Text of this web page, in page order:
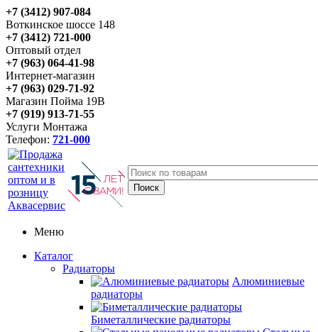
+7 (3412) 907-084
Воткинское шоссе 148
+7 (3412) 721-000
Оптовый отдел
+7 (963) 064-41-98
Интернет-магазин
+7 (963) 029-71-92
Магазин Пойма 19В
+7 (919) 913-71-55
Услуги Монтажа
Телефон: 721-000
Меню
Каталог
Радиаторы
Алюминиевые
радиаторы
Биметаллические радиаторы